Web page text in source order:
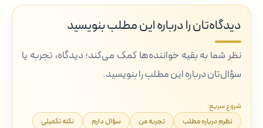
دیدگاه‌تان را درباره این مطلب بنویسید
نظر شما به بقیه خواننده‌ها کمک می‌کند؛ دیدگاه، تجربه یا
سؤال‌تان درباره این مطلب را بنویسید.
شروع سریع:
نظرم درباره مطلب
تجربه من سؤال دارم
نکته تکمیلی